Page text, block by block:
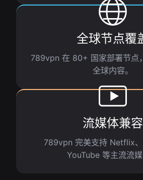
全球节点覆
789vpn 在 80+ 国家部署节点
全球内容。
流媒体兼容
789vpn 完美支持 Netflix、
YouTube 等主流流媒